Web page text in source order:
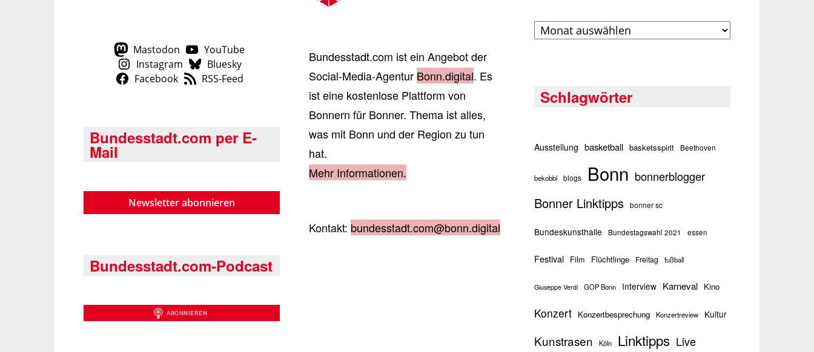
Mastodon
YouTube
Instagram
Bluesky
Facebook
RSS-Feed
Bundesstadt.com per E-
Mail
Newsletter abonnieren
Bundesstadt.com-Podcast
Bundesstadt.com ist ein Angebot der
Social-Media-Agentur Bonn.digital. Es
ist eine kostenlose Plattform von
Bonnern für Bonner. Thema ist alles,
was mit Bonn und der Region zu tun
hat.
Mehr Informationen.
Kontakt: bundesstadt.com@bonn.digital
Archiv
Schlagwörter
Ausstellung basketball basketsspirit Beethoven
bekobbl blogs Bonn bonnerblogger
Bonner Linktipps bonner sc
Bundeskunsthalle Bundestagswahl 2021 essen
Festival Film Flüchtlinge Freitag fußball
Giuseppe Verdi GOP Bonn Interview Karneval Kino
Konzert Konzertbesprechung Konzertreview Kultur
Kunstrasen Köln Linktipps Live